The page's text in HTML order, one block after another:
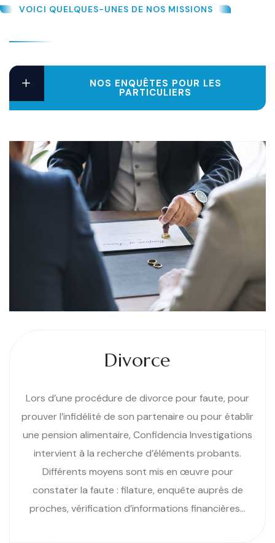
VOICI QUELQUES-UNES DE NOS MISSIONS
NOS ENQUÊTES POUR LES
PARTICULIERS
Divorce
Lors d’une procédure de divorce pour faute, pour
prouver l’infidélité de son partenaire ou pour établir
une pension alimentaire, Confidencia Investigations
intervient à la recherche d’éléments probants.
Différents moyens sont mis en œuvre pour
constater la faute : filature, enquête auprès de
proches, vérification d’informations financières…